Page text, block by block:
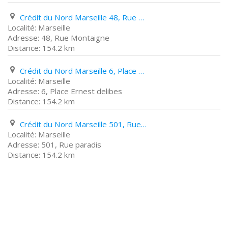
Crédit du Nord Marseille 48, Rue Montaigne
Marseille
48, Rue Montaigne
154.2 km
Crédit du Nord Marseille 6, Place Ernest delibes
Marseille
6, Place Ernest delibes
154.2 km
Crédit du Nord Marseille 501, Rue paradis
Marseille
501, Rue paradis
154.2 km